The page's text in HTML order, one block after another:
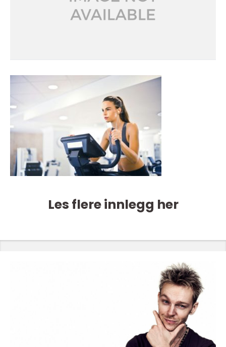
Les flere innlegg her